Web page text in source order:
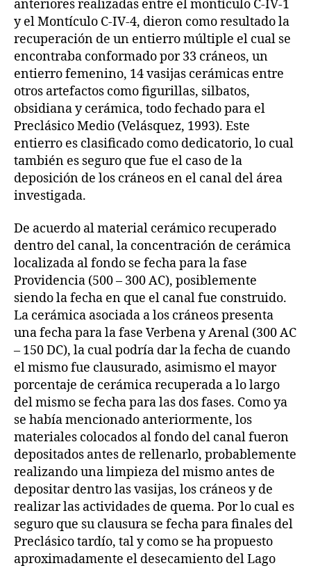
anteriores realizadas entre el montículo C-IV-1
y el Montículo C-IV-4, dieron como resultado la
recuperación de un entierro múltiple el cual se
encontraba conformado por 33 cráneos, un
entierro femenino, 14 vasijas cerámicas entre
otros artefactos como figurillas, silbatos,
obsidiana y cerámica, todo fechado para el
Preclásico Medio (Velásquez, 1993). Este
entierro es clasificado como dedicatorio, lo cual
también es seguro que fue el caso de la
deposición de los cráneos en el canal del área
investigada.
De acuerdo al material cerámico recuperado
dentro del canal, la concentración de cerámica
localizada al fondo se fecha para la fase
Providencia (500 – 300 AC), posiblemente
siendo la fecha en que el canal fue construido.
La cerámica asociada a los cráneos presenta
una fecha para la fase Verbena y Arenal (300 AC
– 150 DC), la cual podría dar la fecha de cuando
el mismo fue clausurado, asimismo el mayor
porcentaje de cerámica recuperada a lo largo
del mismo se fecha para las dos fases. Como ya
se había mencionado anteriormente, los
materiales colocados al fondo del canal fueron
depositados antes de rellenarlo, probablemente
realizando una limpieza del mismo antes de
depositar dentro las vasijas, los cráneos y de
realizar las actividades de quema. Por lo cual es
seguro que su clausura se fecha para finales del
Preclásico tardío, tal y como se ha propuesto
aproximadamente el desecamiento del Lago